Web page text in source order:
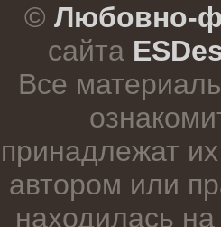
© Любовно-
сайта
Все
принадлежат
автором или
находилась